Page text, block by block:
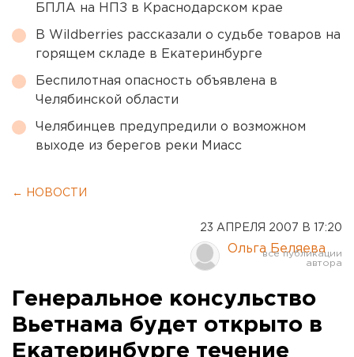
БПЛА на НПЗ в Краснодарском крае
В Wildberries рассказали о судьбе товаров на
горящем складе в Екатеринбурге
Беспилотная опасность объявлена в
Челябинской области
Челябинцев предупредили о возможном
выходе из берегов реки Миасс
← НОВОСТИ
23 АПРЕЛЯ 2007 В 17:20
Ольга Беляева
Генеральное консульство
Вьетнама будет открыто в
Екатеринбурге течение